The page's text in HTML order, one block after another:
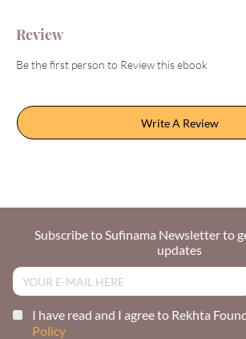
Review
Be the first person to Review this ebook
Write A Review
Subscribe to Sufinama Newsletter to
updates
I have read and I agree to Rekhta
Policy